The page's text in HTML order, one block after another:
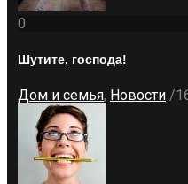
0
Шутите, господа!
Дом и семья, Новости /